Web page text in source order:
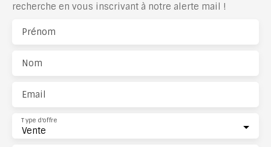
recherche en vous inscrivant à notre alerte mail !
Prénom
Nom
Email
Vente
Type d'offre